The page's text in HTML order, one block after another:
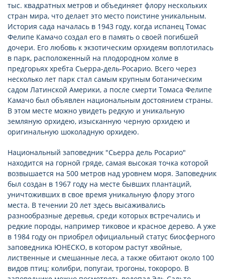
тыс. квадратных метров и объединяет флору нескольких
стран мира, что делает это место поистине уникальным.
История сада началась в 1943 году, когда испанец Томас
Фелипе Камачо создал его в память о своей погибшей
дочери. Его любовь к экзотическим орхидеям воплотилась
в парк, расположенный на плодородном холме в
предгорьях хребта Сьерра-дель-Росарио. Всего через
несколько лет парк стал самым крупным ботаническим
садом Латинской Америки, а после смерти Томаса Фелипе
Камачо был объявлен национальным достоянием страны.
В этом месте можно увидеть редкую и уникальную
земляную орхидею, изысканную черную орхидею и
оригинальную шоколадную орхидею.
Национальный заповедник "Сьерра дель Росарио"
находится на горной гряде, самая высокая точка которой
возвышается на 500 метров над уровнем моря. Заповедник
был создан в 1967 году на месте бывших плантаций,
уничтоживших в свое время уникальную флору этого
места. В течении 20 лет здесь высаживались
разнообразные деревья, среди которых встречались и
редкие породы, например тиковое и красное дерево. А уже
в 1984 году он приобрел официальный статус биосферного
заповедника ЮНЕСКО, в котором растут хвойные,
лиственные и смешанные леса, а также обитают около 100
видов птиц: колибри, попугаи, трогоны, токороро. В